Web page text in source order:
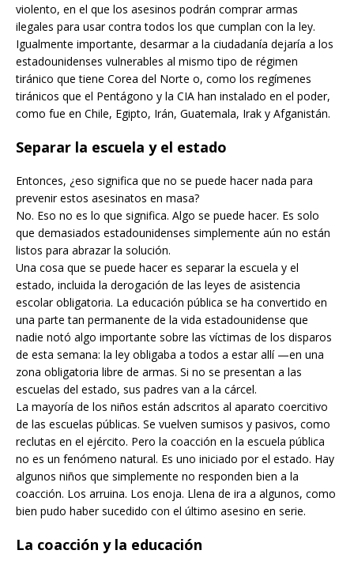
violento, en el que los asesinos podrán comprar armas
ilegales para usar contra todos los que cumplan con la ley.
Igualmente importante, desarmar a la ciudadanía dejaría a los
estadounidenses vulnerables al mismo tipo de régimen
tiránico que tiene Corea del Norte o, como los regímenes
tiránicos que el Pentágono y la CIA han instalado en el poder,
como fue en Chile, Egipto, Irán, Guatemala, Irak y Afganistán.
Separar la escuela y el estado
Entonces, ¿eso significa que no se puede hacer nada para
prevenir estos asesinatos en masa?
No. Eso no es lo que significa. Algo se puede hacer. Es solo
que demasiados estadounidenses simplemente aún no están
listos para abrazar la solución.
Una cosa que se puede hacer es separar la escuela y el
estado, incluida la derogación de las leyes de asistencia
escolar obligatoria. La educación pública se ha convertido en
una parte tan permanente de la vida estadounidense que
nadie notó algo importante sobre las víctimas de los disparos
de esta semana: la ley obligaba a todos a estar allí —en una
zona obligatoria libre de armas. Si no se presentan a las
escuelas del estado, sus padres van a la cárcel.
La mayoría de los niños están adscritos al aparato coercitivo
de las escuelas públicas. Se vuelven sumisos y pasivos, como
reclutas en el ejército. Pero la coacción en la escuela pública
no es un fenómeno natural. Es uno iniciado por el estado. Hay
algunos niños que simplemente no responden bien a la
coacción. Los arruina. Los enoja. Llena de ira a algunos, como
bien pudo haber sucedido con el último asesino en serie.
La coacción y la educación